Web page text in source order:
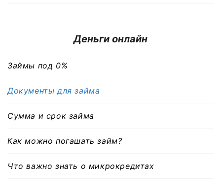
Деньги онлайн
Займы под 0%
Документы для займа
Сумма и срок займа
Как можно погашать займ?
Что важно знать о микрокредитах